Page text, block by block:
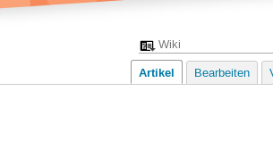
Artikel Bearbeiten